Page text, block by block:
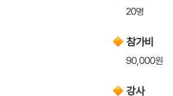
20명
참가비
90,000원
강사